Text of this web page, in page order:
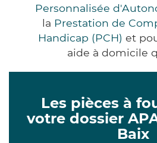
Personnalisée
la Prestation de
Handicap (PCH) et
aide à domicile
Les pièces à
votre dossier
Baix